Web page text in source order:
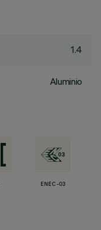
1.4
Aluminio
ENEC-03